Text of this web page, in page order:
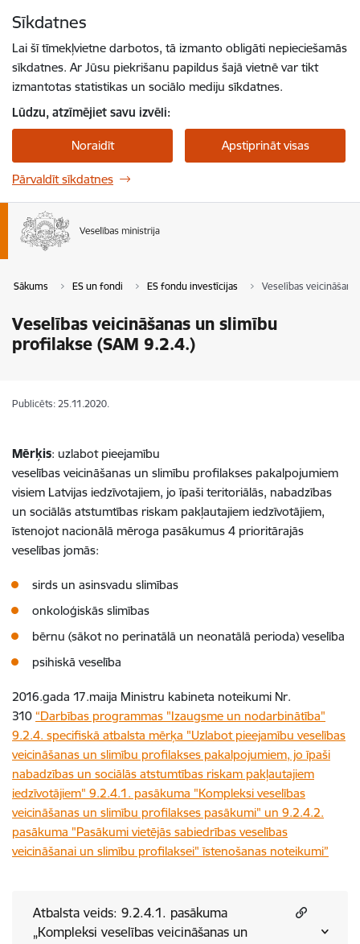
Sīkdatnes
Lai šī tīmekļvietne darbotos, tā izmanto obligāti nepieciešamās
sīkdatnes. Ar Jūsu piekrišanu papildus šajā vietnē var tikt
izmantotas statistikas un sociālo mediju sīkdatnes.
Lūdzu, atzīmējiet savu izvēli:
Noraidīt Apstiprināt visas
Pārvaldīt sīkdatnes
Sākums ES un fondi ES fondu investīcijas Veselības
Veselības veicināšanas un slimību
profilakse (SAM 9.2.4.)
Publicēts: 25.11.2020.
Mērķis: uzlabot pieejamību
veselības veicināšanas un slimību profilakses pakalpojumiem
visiem Latvijas iedzīvotajiem, jo īpaši teritoriālās, nabadzības
un sociālās atstumtības riskam pakļautajiem iedzīvotājiem,
īstenojot nacionālā mēroga pasākumus 4 prioritārajās
veselības jomās:
sirds un asinsvadu slimības
onkoloģiskās slimības
bērnu (sākot no perinatālā un neonatālā perioda) veselība
psihiskā veselība
2016.gada 17.maija Ministru kabineta noteikumi Nr.
310 “Darbības programmas "Izaugsme un nodarbinātība"
9.2.4. specifiskā atbalsta mērķa "Uzlabot pieejamību veselības
veicināšanas un slimību profilakses pakalpojumiem, jo īpaši
nabadzības un sociālās atstumtības riskam pakļautajiem
iedzīvotājiem" 9.2.4.1. pasākuma "Kompleksi veselības
veicināšanas un slimību profilakses pasākumi" un 9.2.4.2.
pasākuma "Pasākumi vietējās sabiedrības veselības
veicināšanai un slimību profilaksei" īstenošanas noteikumi”
Atbalsta veids: 9.2.4.1. pasākuma
„Kompleksi veselības veicināšanas un